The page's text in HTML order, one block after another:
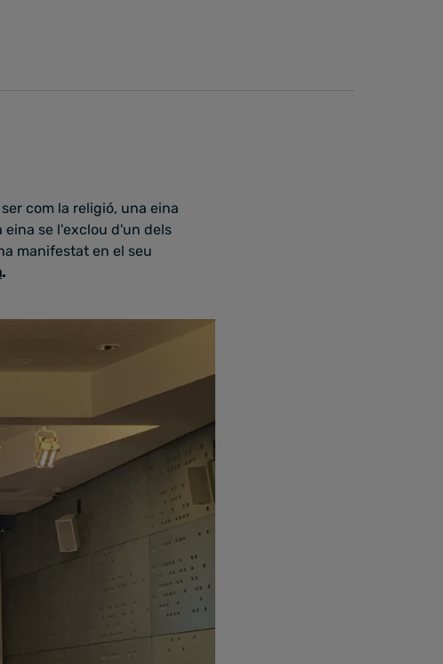
com la religió, una eina
eina se l'exclou d'un dels
manifestat en el seu
.